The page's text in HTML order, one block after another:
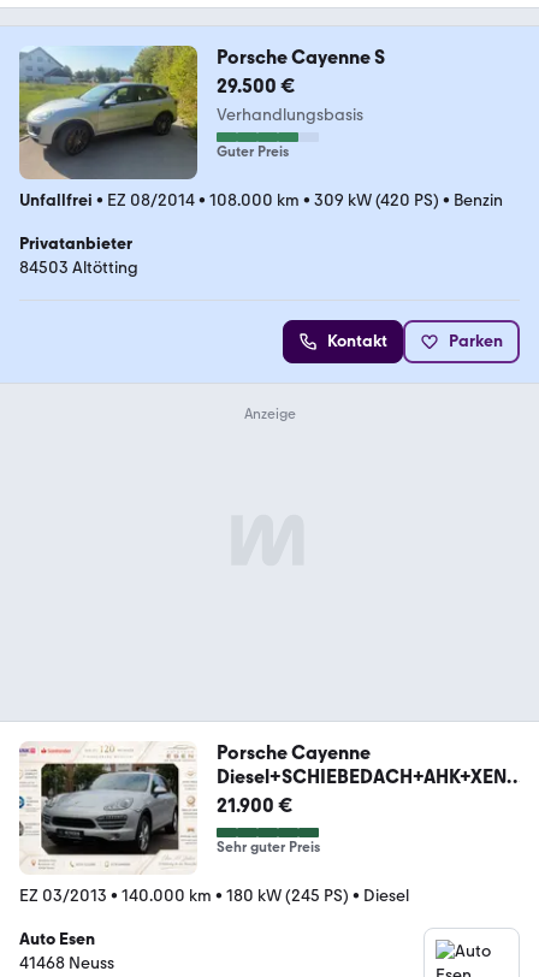
Porsche Cayenne S
29.500 €
Verhandlungsbasis
Guter Preis
Unfallfrei • EZ 08/2014• 108.000 km • 309 kW (420 PS) • Benzin
Privatanbieter
84503 Altötting
Kontakt Parken
Porsche Cayenne
Diesel+SCHIEBEDACH+AHK+XEN
ON+LEDER
21.900 €
Sehr guter Preis
EZ 03/2013 • 140.000 km • 180 kW (245 PS) • Diesel
Auto Esen
41468 Neuss